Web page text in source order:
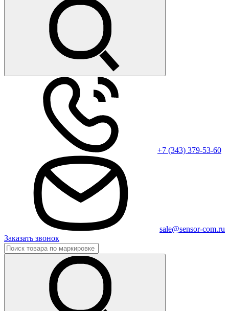
+7 (343) 379-53-60
sale@sensor-com.ru
Заказать звонок